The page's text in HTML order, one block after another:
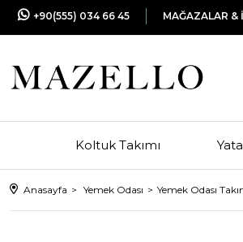
+90(555) 034 66 45 MAĞAZALAR &
Koltuk Takımı
Anasayfa Yemek Odası Yemek Odası